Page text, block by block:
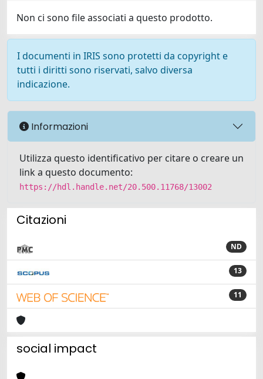
Non ci sono file associati a questo prodotto.
I documenti in IRIS sono protetti da copyright e
tutti i diritti sono riservati, salvo diversa
indicazione.
Informazioni
Utilizza questo identificativo per citare o creare un
link a questo documento:
https://hdl.handle.net/20.500.11768/13002
Citazioni
ND
13
11
social impact